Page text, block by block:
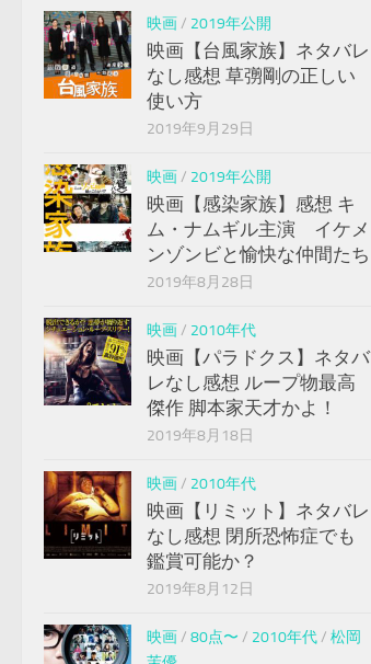
映画/ 2019年公開
映画【台風家族】ネタバレ
なし感想 草彅剛の正しい
使い方
2019年9月29日
映画/ 2019年公開
映画【感染家族】感想 キ
ム・ナムギル主演 イケメ
ンゾンビと愉快な仲間たち
2019年8月28日
映画/ 2010年代
映画【パラドクス】ネタバ
レなし感想 ループ物最高
傑作 脚本家天才かよ！
2019年8月18日
映画/ 2010年代
映画【リミット】ネタバレ
なし感想 閉所恐怖症でも
鑑賞可能か？
2019年8月12日
映画/ 80点〜 / 2010年代/ 松岡